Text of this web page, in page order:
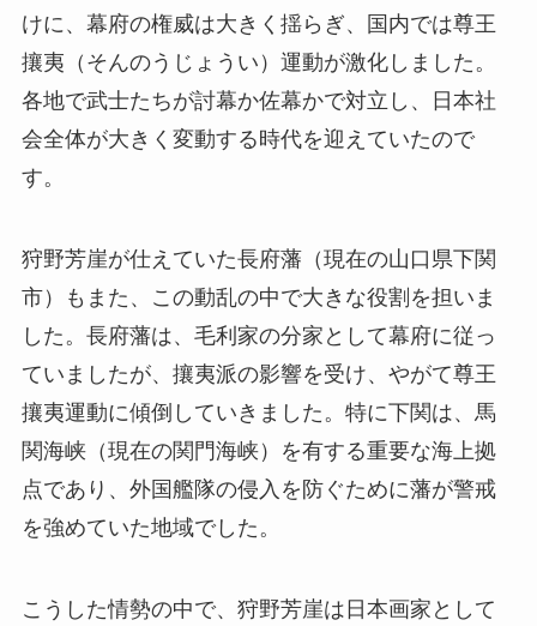
けに、幕府の権威は大きく揺らぎ、国内では尊王
攘夷（そんのうじょうい）運動が激化しました。
各地で武士たちが討幕か佐幕かで対立し、日本社
会全体が大きく変動する時代を迎えていたので
す。
狩野芳崖が仕えていた長府藩（現在の山口県下関
市）もまた、この動乱の中で大きな役割を担いま
した。長府藩は、毛利家の分家として幕府に従っ
ていましたが、攘夷派の影響を受け、やがて尊王
攘夷運動に傾倒していきました。特に下関は、馬
関海峡（現在の関門海峡）を有する重要な海上拠
点であり、外国艦隊の侵入を防ぐために藩が警戒
を強めていた地域でした。
こうした情勢の中で、狩野芳崖は日本画家として